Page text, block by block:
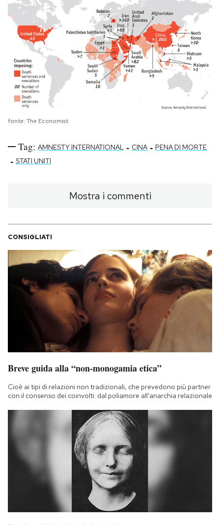
fonte: The Economist
Tag: AMNESTY INTERNATIONAL - CINA - PENA DI MORTE
- STATI UNITI
Mostra i commenti
CONSIGLIATI
Breve guida alla “non-monogamia etica”
Cioè ai tipi di relazioni non tradizionali, che prevedono più partner
con il consenso dei coinvolti: dal poliamore all'anarchia relazionale